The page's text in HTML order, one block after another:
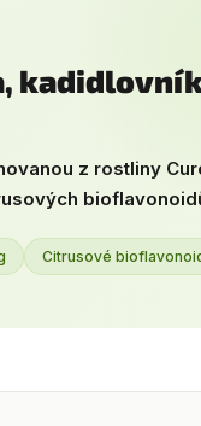
z rostliny
Citrusové